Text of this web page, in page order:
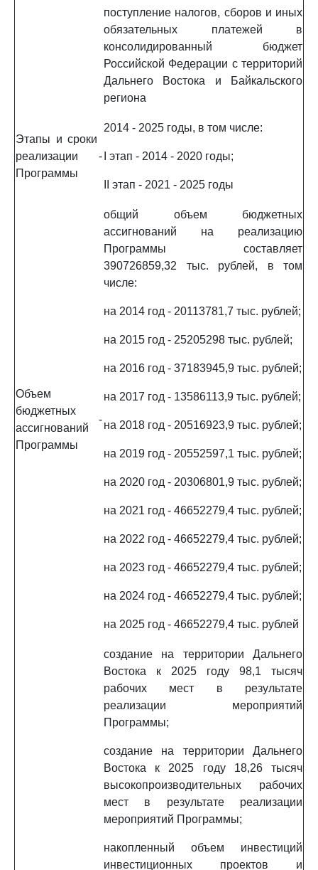
поступление налогов, сборов и иных
обязательных платежей в
консолидированный бюджет
Российской Федерации с территорий
Дальнего Востока и Байкальского
региона
Этапы и сроки
реализации
Программы
-
2014 - 2025 годы, в том числе:
I этап - 2014 - 2020 годы;
II этап - 2021 - 2025 годы
Объем
бюджетных
ассигнований
Программы
-
общий объем бюджетных
ассигнований на реализацию
Программы составляет
390726859,32 тыс. рублей, в том
числе:
на 2014 год - 20113781,7 тыс. рублей;
на 2015 год - 25205298 тыс. рублей;
на 2016 год - 37183945,9 тыс. рублей;
на 2017 год - 13586113,9 тыс. рублей;
на 2018 год - 20516923,9 тыс. рублей;
на 2019 год - 20552597,1 тыс. рублей;
на 2020 год - 20306801,9 тыс. рублей;
на 2021 год - 46652279,4 тыс. рублей;
на 2022 год - 46652279,4 тыс. рублей;
на 2023 год - 46652279,4 тыс. рублей;
на 2024 год - 46652279,4 тыс. рублей;
на 2025 год - 46652279,4 тыс. рублей
создание на территории Дальнего
Востока к 2025 году 98,1 тысяч
рабочих мест в результате
реализации мероприятий
Программы;
создание на территории Дальнего
Востока к 2025 году 18,26 тысяч
высокопроизводительных рабочих
мест в результате реализации
мероприятий Программы;
накопленный объем инвестиций
инвестиционных проектов и